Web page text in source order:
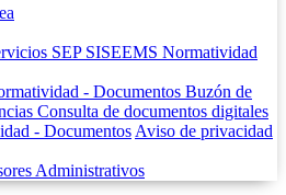
SEP SISEEMS Normatividad
- Documentos Buzón de
Consulta de documentos digitales
- Documentos Aviso de privacidad
Administrativos